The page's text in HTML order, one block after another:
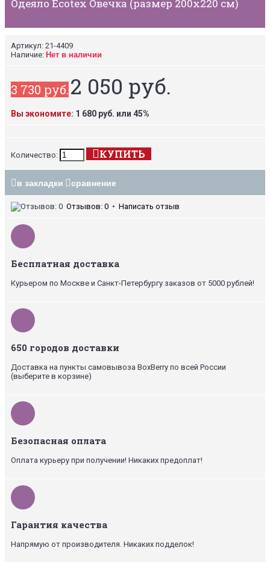
Одеяло Ecotex Овечка (размер 200х220 см)
Артикул: 21-4409
Наличие: Нет в наличии
3 730 руб.2 050 руб.
Вы экономите: 1 680 руб. или 45%
Количество: КУПИТЬ
в закладки сравнение
Отзывов: 0 • Написать отзыв
Бесплатная доставка
Курьером по Москве и Санкт-Петербургу заказов от 5000 рублей!
650 городов доставки
Доставка на пункты самовывоза BoxBerry по всей России
(выберите в корзине)
Безопасная оплата
Оплата курьеру при получении! Никаких предоплат!
Гарантия качества
Напрямую от производителя. Никаких подделок!